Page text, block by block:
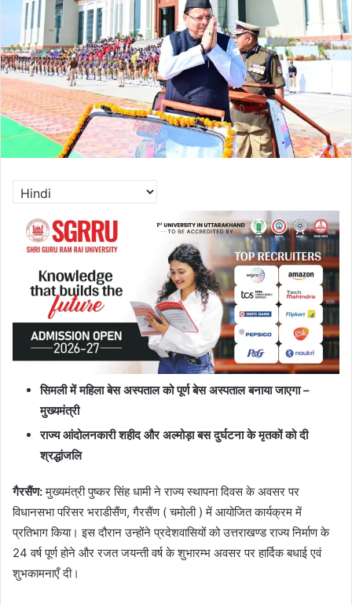
सिमली में महिला बेस अस्पताल को पूर्ण बेस अस्पताल बनाया जाएगा –
मुख्यमंत्री
राज्य आंदोलनकारी शहीद और अल्मोड़ा बस दुर्घटना के मृतकों को दी
श्रद्धांजलि
गैरसैंण:मुख्यमंत्री पुष्कर सिंह धामी ने राज्य स्थापना दिवस के अवसर पर
विधानसभा परिसर भराडीसैंण, गैरसैंण ( चमोली ) में आयोजित कार्यक्रम में
प्रतिभाग किया। इस दौरान उन्होंने प्रदेशवासियों को उत्तराखण्ड राज्य निर्माण के
24 वर्ष पूर्ण होने और रजत जयन्ती वर्ष के शुभारम्भ अवसर पर हार्दिक बधाई एवं
शुभकामनाएँ दी।